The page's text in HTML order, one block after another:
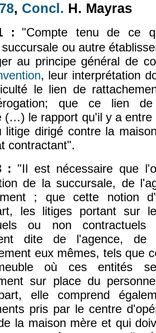
(le lien est externe)
, Concl. (le lien est externe)
H. Mayras
: "Compte tenu de ce
ou autre
au principe général de
(le lien est externe)
, leur interprétation
le lien de
que ce lien de
(…) le rapport qu'il y a entre
litige dirigé contre la
contractant".
: "Il est nécessaire que
de la succursale, de
; que cette notion
les litiges portant sur
ou non
dite de l'agence,
eux mêmes, tels que
où ces entités
sur place du
elle comprend
pris par le centre
la maison mère et qui